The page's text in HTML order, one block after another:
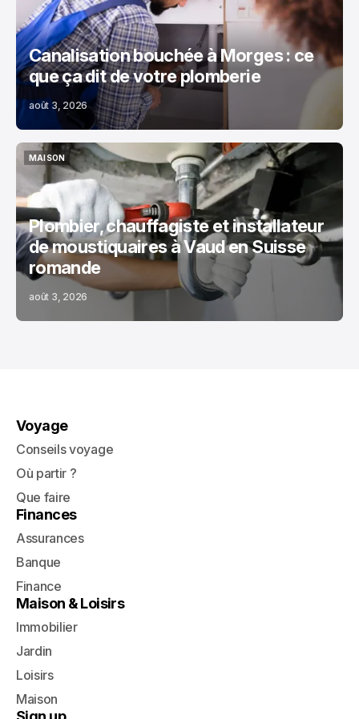
Canalisation bouchée à Morges : ce
que ça dit de votre plomberie
août 3, 2026
MAISON
MAISON
Plombier, chauffagiste et installateur
de moustiquaires à Vaud en Suisse
romande
août 3, 2026
Voyage
Conseils voyage
Où partir ?
Que faire
Finances
Assurances
Banque
Finance
Maison & Loisirs
Immobilier
Jardin
Loisirs
Maison